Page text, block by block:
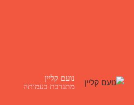
נועם קליין
מתנדבת בעמותה